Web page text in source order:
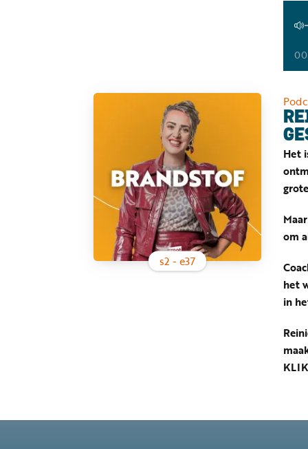
s2 - e37
Het
om
het
in